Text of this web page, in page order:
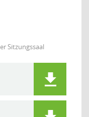
Sitzungssaal